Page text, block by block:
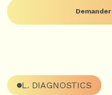
L. DIAGNOSTICS